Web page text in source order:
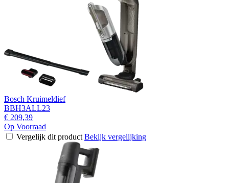
Bosch Kruimeldief
BBH3ALL23
€ 209,39
Op Voorraad
Vergelijk dit product Bekijk vergelijking